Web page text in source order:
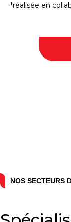
*réalisée en
NOS SECTEURS